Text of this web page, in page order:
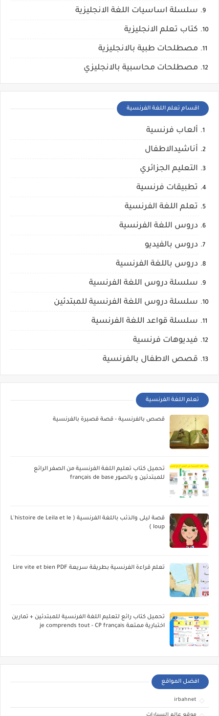
سلسلة اساسيات اللغة الانجليزية
كتاب تعلم الانجليزية
مصطلحات طبية بالانجليزية
مصطلحات محاسبية بالانجليزي
اقسام تعلم اللغة الفرنسية
ألعاب فرنسية
أناشيدالاطفال
التعليم الجزائري
تطبيقات فرنسية
تعلم اللغة الفرنسية
دروس اللغة الفرنسية
دروس بالفيديو
دروس باللغة الفرنسية
سلسلة دروس اللغة الفرنسية
سلسلة دروس اللغة الفرنسية للمبتدئين
سلسلة قواعد اللغة الفرنسية
فيديوهات فرنسية
قصص الاطفال بالفرنسية
تعلم اللغة الفرنسية
قصص بالفرنسية - قصة قصيرة بالفرنسية
تحميل كتاب تعليم اللغة الفرنسية من الصفر الرائع
للمبتدئين و بالصور français de base
قصة ليلى والذئب باللغة الفرنسية ( L'histoire de Leila et le
loup )
تعلم قراءة الفرنسية بطريقة سريعة Lire vite et bien PDF
تحميل كتاب رائع لتعليم اللغة الفرنسية للمبتدئين + تمارين
اختبارية ممتعة je comprends tout - CP français
افضل المواقع
irbahnet